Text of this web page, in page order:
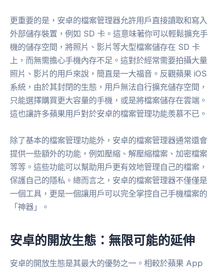
更重要的是，安卓的檔案管理器允許用戶直接讀取和寫入
外部儲存裝置，例如 SD 卡。這意味著你可以輕鬆擴充手
機的儲存空間，將照片、影片等大型檔案儲存在 SD 卡
上，而無需擔心手機內存不足。這對於經常需要拍攝大量
照片、影片的用戶來說，簡直是一大福音。反觀蘋果 iOS
系統，由於其封閉的生態，用戶無法自行擴充儲存空間，
只能選擇購買更大容量的手機，或是將檔案儲存在雲端。
這也讓許多蘋果用戶對於安卓的檔案管理功能羨慕不已。
除了基本的檔案管理功能外，安卓的檔案管理器通常還會
提供一些額外的功能，例如壓縮、解壓縮檔案、加密檔案
等等。這些功能可以幫助用戶更有效地管理自己的檔案，
保護自己的隱私。總而言之，安卓的檔案管理器不僅僅是
一個工具，更是一個讓用戶可以完全掌控自己手機檔案的
「神器」。
安卓的開放生態：無限可能的延伸
安卓的開放生態是其最大的優勢之一。相較於蘋果 App